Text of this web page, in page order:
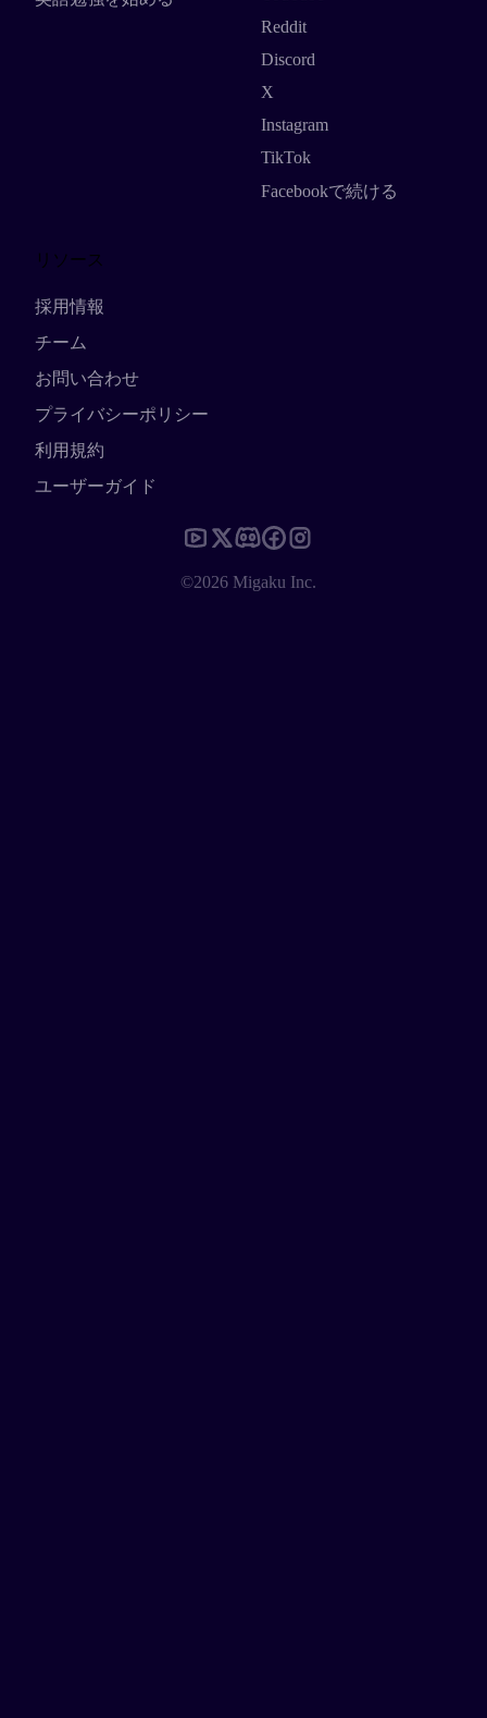
Reddit
Discord
X
Instagram
TikTok
Facebookで続ける
リソース
採用情報
チーム
お問い合わせ
プライバシーポリシー
利用規約
ユーザーガイド
©2026 Migaku Inc.